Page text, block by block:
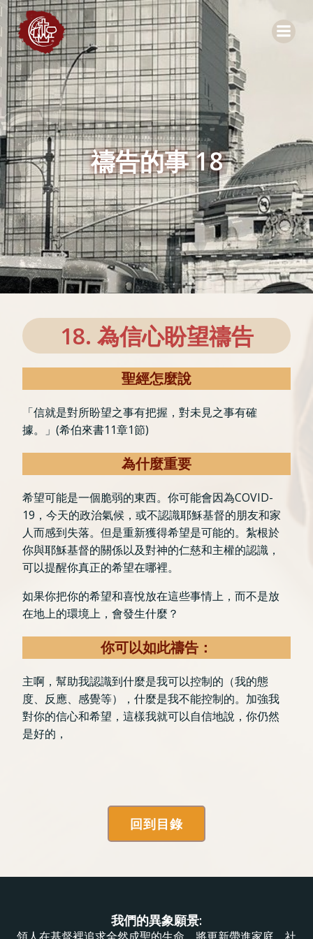
Skip
to
content
禱告的事 18
18. 為信心盼望禱告
聖經怎麼說
「信就是對所盼望之事有把握，對未見之事有確
據。」(希伯來書11章1節)
為什麼重要
希望可能是一個脆弱的東西。你可能會因為COVID-
19，今天的政治氣候，或不認識耶穌基督的朋友和家
人而感到失落。但是重新獲得希望是可能的。紮根於
你與耶穌基督的關係以及對神的仁慈和主權的認識，
可以提醒你真正的希望在哪裡。
如果你把你的希望和喜悅放在這些事情上，而不是放
在地上的環境上，會發生什麼？
你可以如此禱告：
主啊，幫助我認識到什麼是我可以控制的（我的態
度、反應、感覺等），什麼是我不能控制的。加強我
對你的信心和希望，這樣我就可以自信地說，你仍然
是好的，
回到目錄
我們的異象願景: